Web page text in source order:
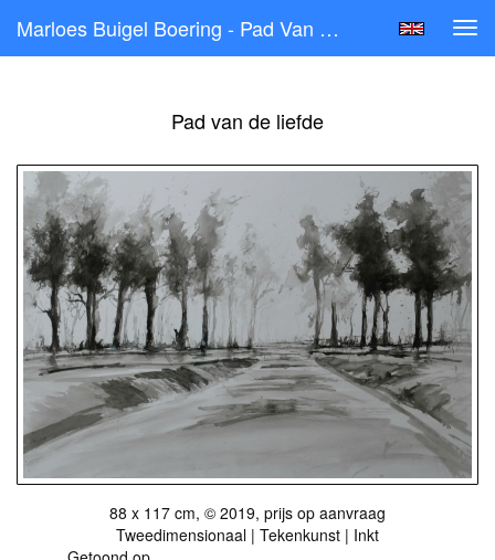
Marloes Buigel Boering - Pad Van De Liefde
Pad van de liefde
88 x 117 cm, © 2019, prijs op aanvraag
Tweedimensionaal | Tekenkunst | Inkt